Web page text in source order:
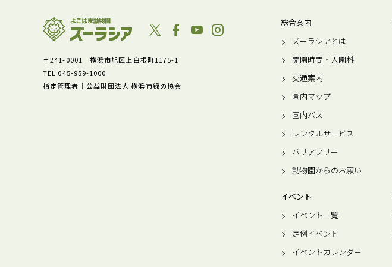
〒241-0001 横浜市旭区上白根町1175-1
TEL 045-959-1000
指定管理者｜公益財団法人 横浜市緑の協会
総合案内
ズーラシアとは
開園時間・入園料
交通案内
園内マップ
園内バス
レンタルサービス
バリアフリー
動物園からのお願い
イベント
イベント一覧
定例イベント
イベントカレンダー